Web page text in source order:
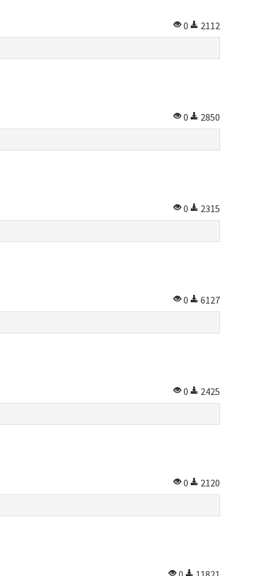
0
2112
0
2850
0
2315
0
6127
0
2425
0
2120